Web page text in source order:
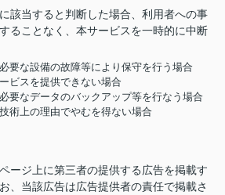
該当すると判断した場合、利用者への事
ることなく、本サービスを一時的に中断
要な設備の故障等により保守を行う場合
ビスを提供できない場合
要なデータのバックアップ等を行なう場合
術上の理由でやむを得ない場合
ージ上に第三者の提供する広告を掲載す
、当該広告は広告提供者の責任で掲載さ